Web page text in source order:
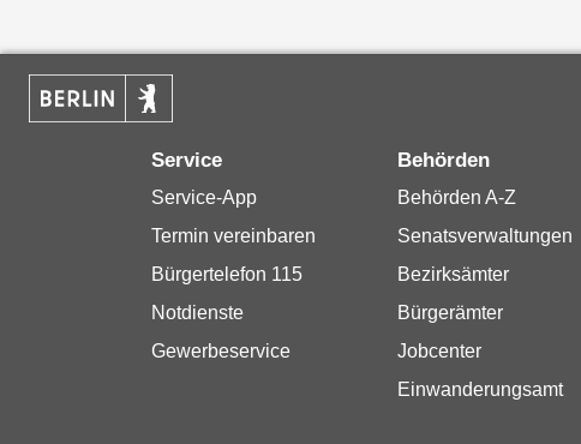
Service
Service-App
Termin vereinbaren
Bürgertelefon 115
Notdienste
Gewerbeservice
Behörden
Behörden A-Z
Senatsverwaltungen
Bezirksämter
Bürgerämter
Jobcenter
Einwanderungsamt